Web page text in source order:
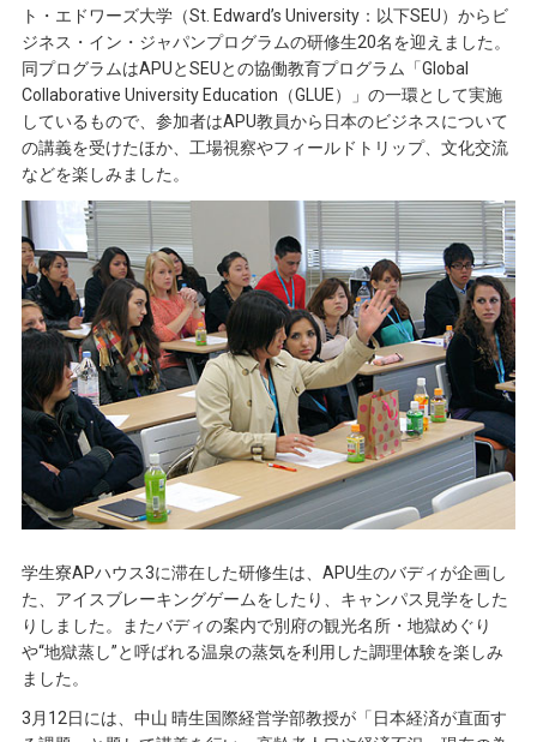
ト・エドワーズ大学（St. Edward’s University：以下SEU）からビ
ジネス・イン・ジャパンプログラムの研修生20名を迎えました。
同プログラムはAPUとSEUとの協働教育プログラム「Global
Collaborative University Education（GLUE）」の一環として実施
しているもので、参加者はAPU教員から日本のビジネスについて
の講義を受けたほか、工場視察やフィールドトリップ、文化交流
などを楽しみました。
学生寮APハウス3に滞在した研修生は、APU生のバディが企画し
た、アイスブレーキングゲームをしたり、キャンパス見学をした
りしました。またバディの案内で別府の観光名所・地獄めぐり
や“地獄蒸し”と呼ばれる温泉の蒸気を利用した調理体験を楽しみ
ました。
3月12日には、中山 晴生国際経営学部教授が「日本経済が直面す